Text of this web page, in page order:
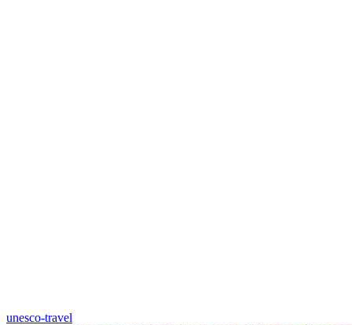
unesco-travel